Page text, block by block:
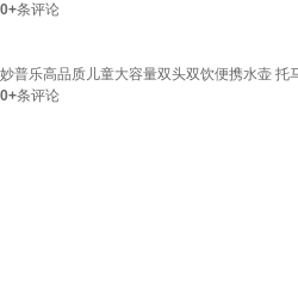
0+条评论
妙普乐高品质儿童大容量双头双饮便携水壶 托
0+条评论